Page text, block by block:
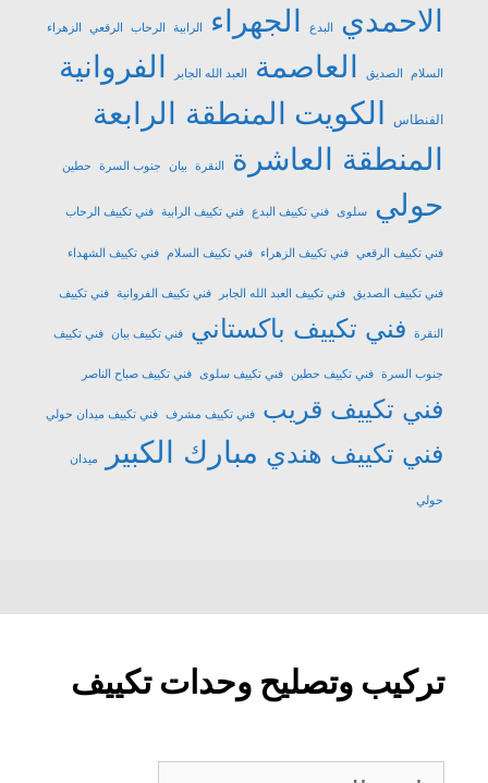
الاحمدي البدع الجهراء الرابية الرحاب الرقعي الزهراء
السلام الصديق العاصمة العبد الله الجابر الفروانية
الفنطاس الكويت المنطقة الرابعة
المنطقة العاشرة
النقرة بيان جنوب السرة حطين
حولي سلوى فني تكييف البدع فني تكييف الرابية فني تكييف الرحاب
فني تكييف الرقعي فني تكييف الزهراء فني تكييف السلام فني تكييف الشهداء
فني تكييف الصديق فني تكييف العبد الله الجابر فني تكييف الفروانية فني تكييف
النقرة فني تكييف باكستاني فني تكييف بيان فني تكييف
جنوب السرة فني تكييف حطين فني تكييف سلوى فني تكييف صباح الناصر
فني تكييف قريب فني تكييف مشرف فني تكييف ميدان حولي
فني تكييف هندي مبارك الكبير ميدان
حولي
تركيب وتصليح وحدات تكييف